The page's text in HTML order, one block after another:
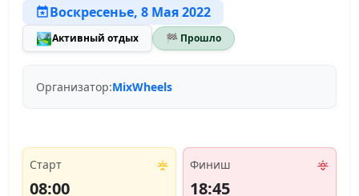
Воскресенье, 8 Мая 2022
🏞️Активный отдых 🏁 Прошло
Организатор:MixWheels
Старт
08:00
Финиш
18:45